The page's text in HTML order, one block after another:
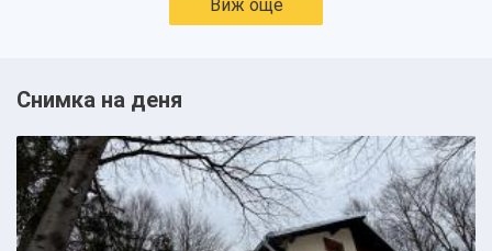
Виж още
Снимка на деня